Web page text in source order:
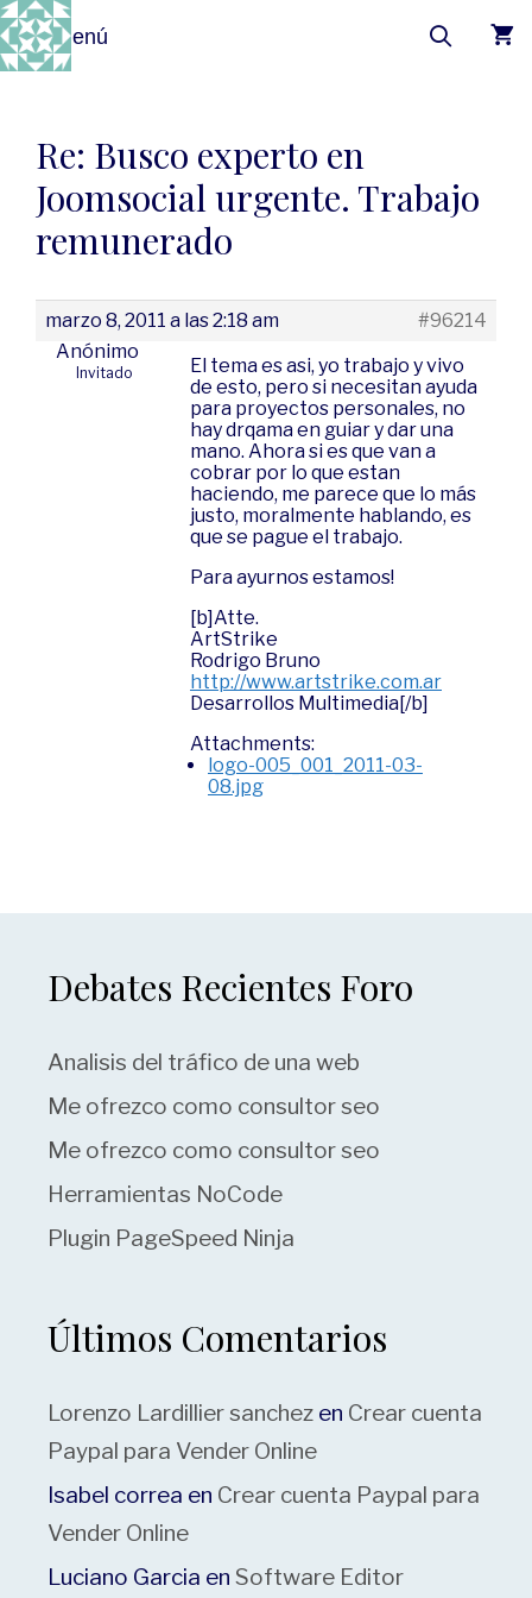
Menú
Re: Busco experto en
Joomsocial urgente. Trabajo
remunerado
marzo 8, 2011 a las 2:18 am
#96214
Anónimo
Invitado
El tema es asi, yo trabajo y vivo
de esto, pero si necesitan ayuda
para proyectos personales, no
hay drqama en guiar y dar una
mano. Ahora si es que van a
cobrar por lo que estan
haciendo, me parece que lo más
justo, moralmente hablando, es
que se pague el trabajo.
Para ayurnos estamos!
[b]Atte.
ArtStrike
Rodrigo Bruno
http://www.artstrike.com.ar
Desarrollos Multimedia[/b]
Attachments:
logo-005_001_2011-03-
08.jpg
Debates Recientes Foro
Analisis del tráfico de una web
Me ofrezco como consultor seo
Me ofrezco como consultor seo
Herramientas NoCode
Plugin PageSpeed Ninja
Últimos Comentarios
Lorenzo Lardillier sanchez en Crear cuenta
Paypal para Vender Online
Isabel correa en Crear cuenta Paypal para
Vender Online
Luciano Garcia en Software Editor